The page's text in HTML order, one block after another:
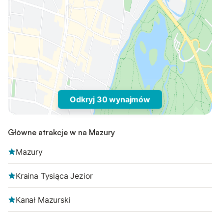
Odkryj 30 wynajmów
Główne atrakcje w na Mazury
Mazury
Kraina Tysiąca Jezior
Kanał Mazurski